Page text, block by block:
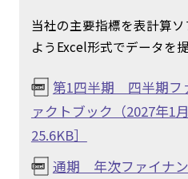
当社の主要指標を表計算
ようExcel形式でデータを
第1四半期 四半期フ
ァクトブック（2027年1
25.6KB］
通期 年次ファイナ